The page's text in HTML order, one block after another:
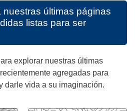
últimas páginas
listas para ser
explorar nuestras últimas
agregadas para
darle vida a su imaginación.